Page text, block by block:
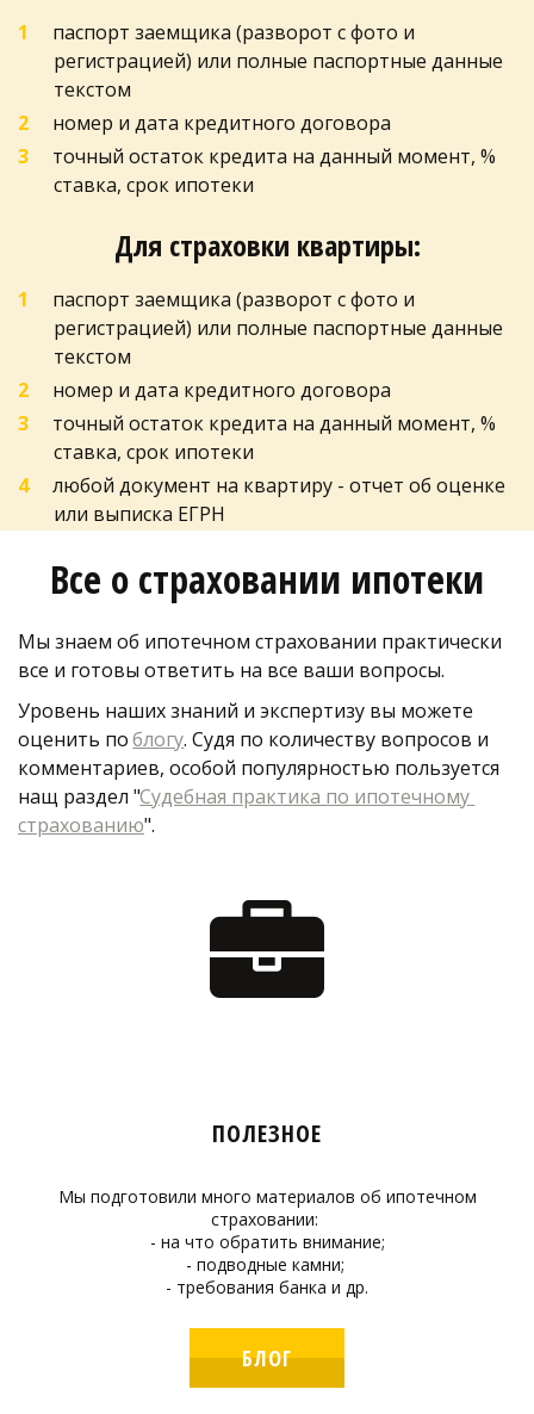
паспорт заемщика (разворот с фото и
регистрацией) или полные паспортные данные
текстом
номер и дата кредитного договора
точный остаток кредита на данный момент, %
ставка, срок ипотеки
Для страховки квартиры:
паспорт заемщика (разворот с фото и
регистрацией) или полные паспортные данные
текстом
номер и дата кредитного договора
точный остаток кредита на данный момент, %
ставка, срок ипотеки
любой документ на квартиру - отчет об оценке
или выписка ЕГРН
Все о страховании ипотеки
Мы знаем об ипотечном страховании практически
все и готовы ответить на все ваши вопросы.
Уровень наших знаний и экспертизу вы можете
оценить по блогу. Судя по количеству вопросов и
комментариев, особой популярностью пользуется
нащ раздел "Судебная практика по ипотечному
страхованию".
ПОЛЕЗНОЕ
Мы подготовили много материалов об ипотечном
страховании:
- на что обратить внимание;
- подводные камни;
- требования банка и др.
БЛОГ